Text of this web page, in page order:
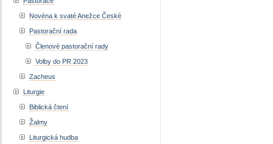
Novéna k svaté Anežce České
Pastorační rada
Členové pastorační rady
Volby do PR 2023
Zacheus
Liturgie
Biblická čtení
Žalmy
Liturgická hudba